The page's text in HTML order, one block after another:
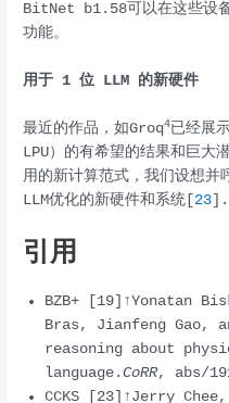
BitNet b1.58可以在这些设
功能。
用于 1 位 LLM 的新硬件
最近的作品，如Groq4已经展
LPU）的有希望的结果和巨
用的新计算范式，我们设想并
LLM优化的新硬件和系统[ 23 ].
引用
BZB+ [19]↑Yonatan
Bras, Jianfeng Gao,
reasoning about
language.CoRR, abs/
CCKS [23]↑Jerry